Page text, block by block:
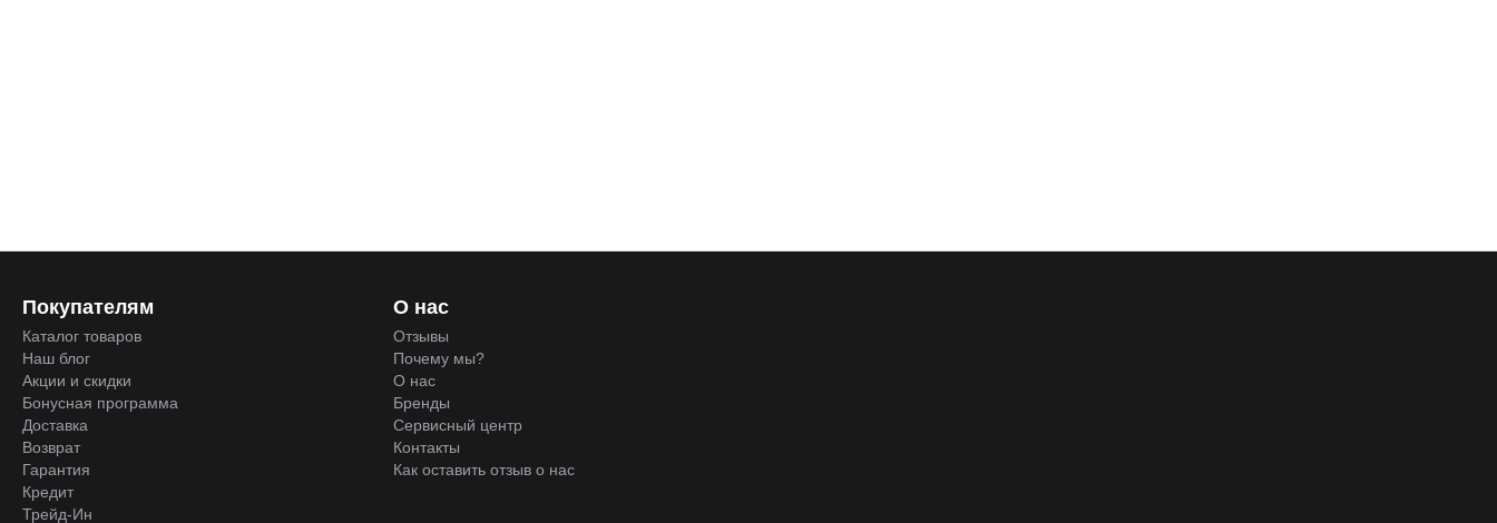
Покупателям
Каталог товаров
Наш блог
Акции и скидки
Бонусная программа
Доставка
Возврат
Гарантия
Кредит
Трейд-Ин
О нас
Отзывы
Почему мы?
О нас
Бренды
Сервисный центр
Контакты
Как оставить отзыв о нас